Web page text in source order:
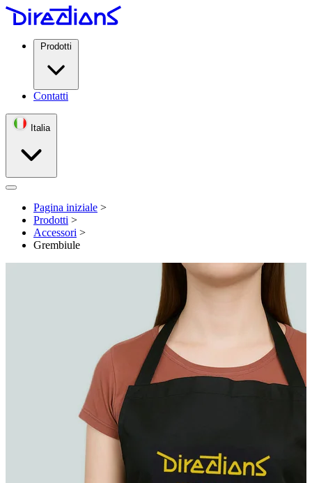
Prodotti
Contatti
Italia
Open menu
Pagina iniziale >
Prodotti >
Accessori >
Grembiule